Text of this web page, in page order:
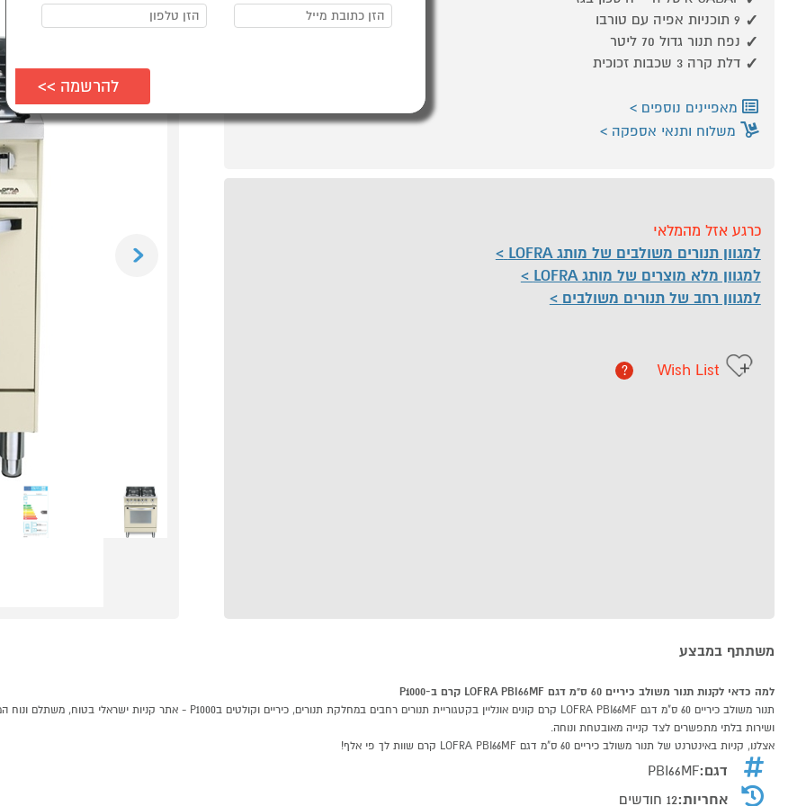
9 תוכניות אפיה עם טורבו
נפח תנור גדול 70 ליטר
דלת קרה 3 שכבות זכוכית
מאפיינים נוספים
משלוח ותנאי אספקה
כרגע אזל מהמלאי
למגוון תנורים משולבים של מותג LOFRA
למגוון מלא מוצרים של מותג LOFRA
למגוון רחב של תנורים משולבים
Wish List
?
משתתף במבצע
למה כדאי לקנות תנור משולב כיריים 60 ס"מ דגם LOFRA PBI66MF קרם ב-P1000
ושירות בלתי מתפשרים לצד קנייה מאובטחת ונוחה.
אצלנו, קניות באינטרנט של תנור משולב כיריים 60 ס"מ דגם LOFRA PBI66MF קרם שוות לך פי אלף!
דגם:PBI66MF
אחריות:12 חודשים